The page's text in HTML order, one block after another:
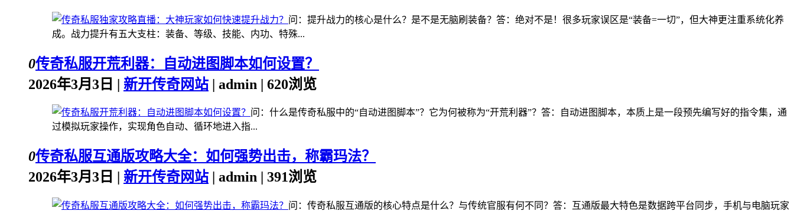
问：提升战力的核心是什么？是不是无脑刷装备？答：绝对不是！很多玩家误区是“装备=一切”，但大神更注重系统化养
成。战力提升有五大支柱：装备、等级、技能、内功、特殊...
0传奇私服开荒利器：自动进图脚本如何设置？
2026年3月3日 | 新开传奇网站 | admin | 620浏览
问：什么是传奇私服中的“自动进图脚本”？它为何被称为“开荒利器”？答：自动进图脚本，本质上是一段预先编写好的指令集，通
过模拟玩家操作，实现角色自动、循环地进入指...
0传奇私服互通版攻略大全：如何强势出击，称霸玛法？
2026年3月3日 | 新开传奇网站 | admin | 391浏览
问：传奇私服互通版的核心特点是什么？与传统官服有何不同？答：互通版最大特色是数据跨平台同步，手机与电脑玩家